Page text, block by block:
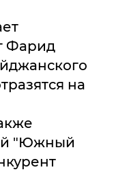
Фарид
на
"Южный